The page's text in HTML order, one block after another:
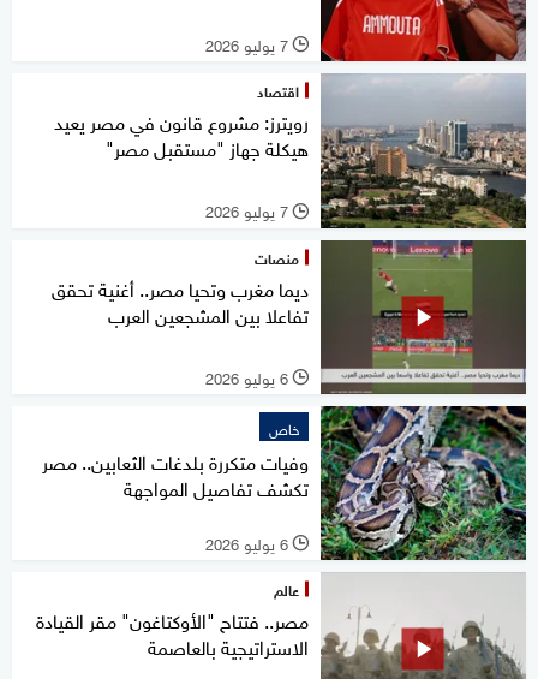
l 7 يوليو 2026
اقتصاد
رويترز: مشروع قانون في مصر يعيد
هيكلة جهاز "مستقبل مصر"
l 7 يوليو 2026
منصات
ديما مغرب وتحيا مصر.. أغنية تحقق
تفاعلا بين المشجعين العرب
l 6 يوليو 2026
خاص
وفيات متكررة بلدغات الثعابين.. مصر
تكشف تفاصيل المواجهة
l 6 يوليو 2026
عالم
مصر.. فتتاح "الأوكتاغون" مقر القيادة
الاستراتيجية بالعاصمة